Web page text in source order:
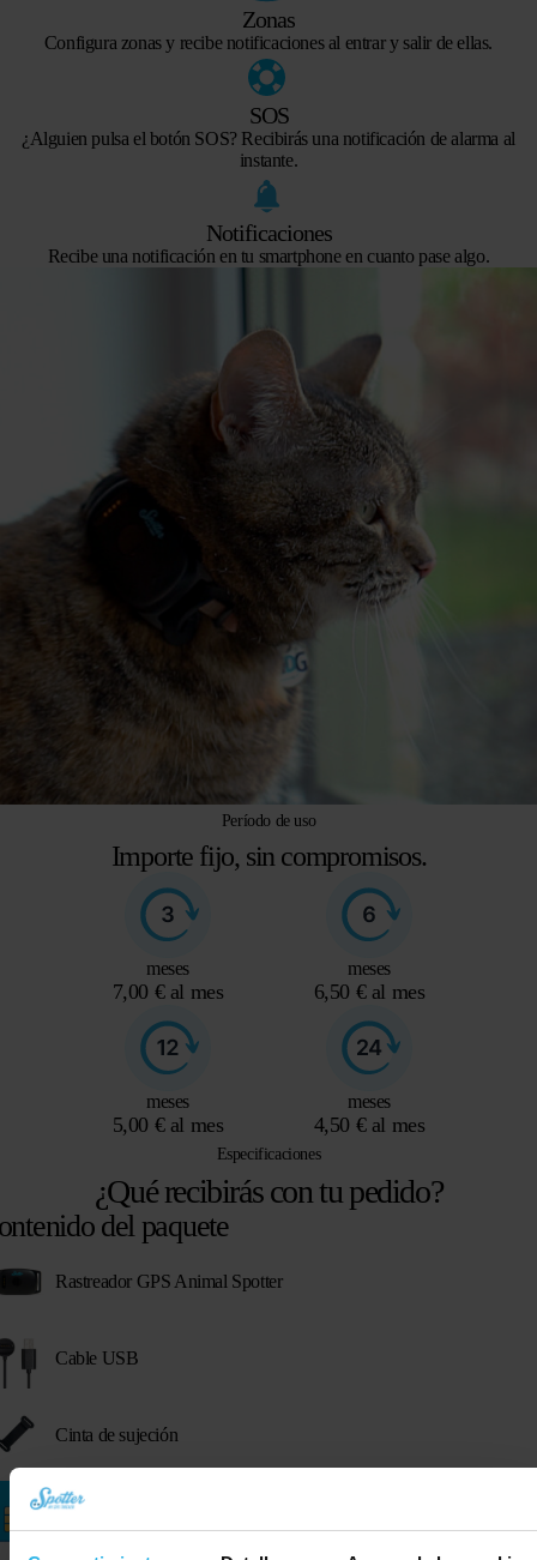
Zonas
Configura zonas y recibe notificaciones al entrar y salir de ellas.
SOS
¿Alguien pulsa el botón SOS? Recibirás una notificación de alarma al
instante.
Notificaciones
Recibe una notificación en tu smartphone en cuanto pase algo.
Período de uso
Importe fijo, sin compromisos.
meses
7,00 € al mes
meses
6,50 € al mes
meses
5,00 € al mes
meses
4,50 € al mes
Especificaciones
¿Qué recibirás con tu pedido?
del paquete
Rastreador GPS Animal Spotter
Cable USB
Cinta de sujeción
Tarjeta SIM prepago (ya incluida en el Spotter)